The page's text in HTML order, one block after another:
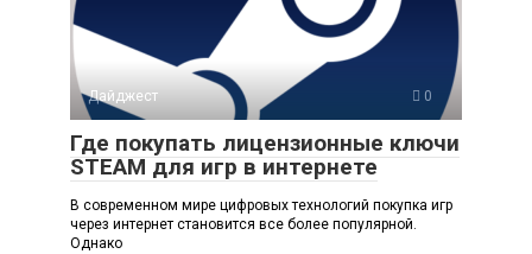
Дайджест 0
Где покупать лицензионные ключи
STEAM для игр в интернете
В современном мире цифровых технологий покупка игр
через интернет становится все более популярной.
Однако